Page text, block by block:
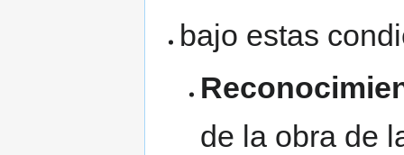
bajo estas
de la obra de